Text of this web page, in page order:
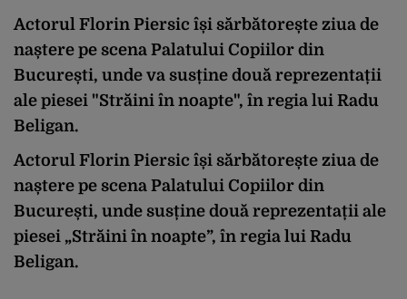
Actorul Florin Piersic își sărbătorește ziua de
naștere pe scena Palatului Copiilor din
București, unde va susține două reprezentații
ale piesei "Străini în noapte", în regia lui Radu
Beligan.
Actorul Florin Piersic își sărbătorește ziua de
naștere pe scena Palatului Copiilor din
București, unde susține două reprezentații ale
piesei „Străini în noapte”, în regia lui Radu
Beligan.